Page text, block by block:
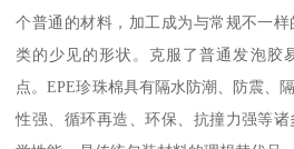
个普通的材料，加工成为与常规不一
类的少见的形状。克服了普通发泡胶
点。EPE珍珠棉具有隔水防潮、防震、
性强、循环再造、环保、抗撞力强等